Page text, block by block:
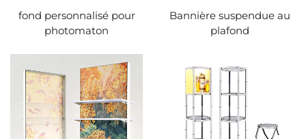
fond personnalisé pour
photomaton
Bannière suspendue au
plafond